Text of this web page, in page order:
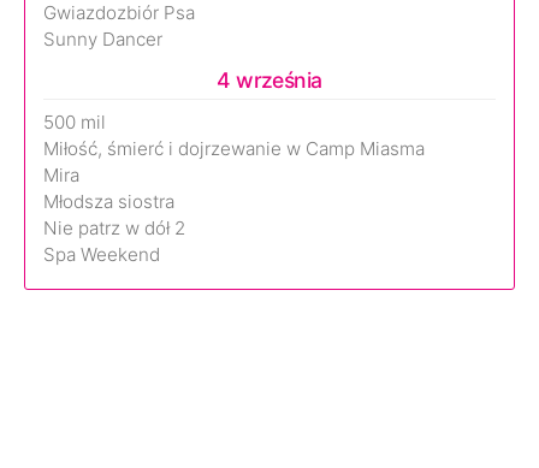
Gwiazdozbiór Psa
Sunny Dancer
4 września
500 mil
Miłość, śmierć i dojrzewanie w Camp Miasma
Mira
Młodsza siostra
Nie patrz w dół 2
Spa Weekend